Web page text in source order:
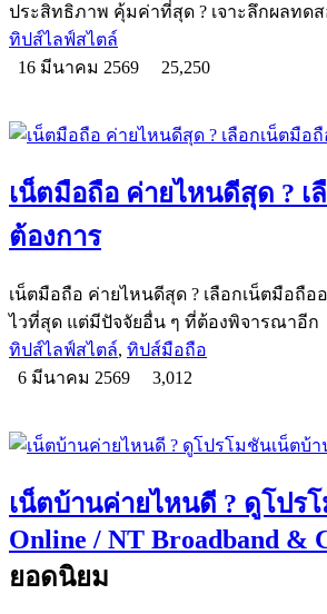
ประสิทธิภาพ คุ้มค่าที่สุด ? เจาะลึกผลทดส
ทิปส์ไลฟ์สไตล์
16 มีนาคม 2569
25,250
เน็ตมือถือ ค่ายไหนดีสุด ? เ
ต้องการ
เน็ตมือถือ ค่ายไหนดีสุด ? เลือกเน็ตมือถื
ไวที่สุด แต่มีปัจจัยอื่น ๆ ที่ต้องพิจารณาอีก
ทิปส์ไลฟ์สไตล์, ทิปส์มือถือ
6 มีนาคม 2569
3,012
เน็ตบ้านค่ายไหนดี ? ดูโปร
Online / NT Broadband &
ยอดนิยม